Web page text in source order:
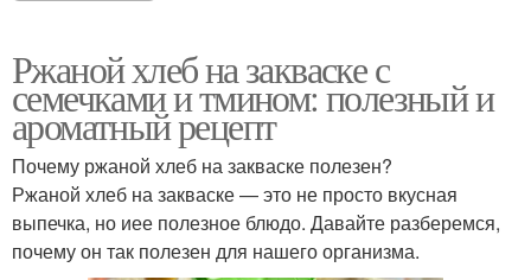
Ржаной хлеб на закваске с
семечками и тмином: полезный и
ароматный рецепт
Почему ржаной хлеб на закваске полезен?
Ржаной хлеб на закваске — это не просто вкусная
выпечка, но иее полезное блюдо. Давайте разберемся,
почему он так полезен для нашего организма.